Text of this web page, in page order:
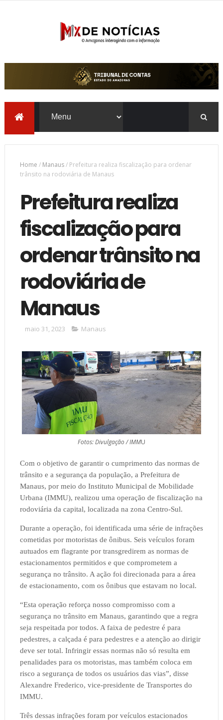
Home / Manaus/ Prefeitura realiza fiscalização para ordenar
trânsito na rodoviária de Manaus
Prefeitura realiza
fiscalização para
ordenar trânsito na
rodoviária de
Manaus
maio 31, 2023 Manaus
Fotos: Divulgação / IMMU
Com o objetivo de garantir o cumprimento das normas de
trânsito e a segurança da população, a Prefeitura de
Manaus, por meio do Instituto Municipal de Mobilidade
Urbana (IMMU), realizou uma operação de fiscalização na
rodoviária da capital, localizada na zona Centro-Sul.
Durante a operação, foi identificada uma série de infrações
cometidas por motoristas de ônibus. Seis veículos foram
autuados em flagrante por transgredirem as normas de
estacionamentos permitidos e que comprometem a
segurança no trânsito. A ação foi direcionada para a área
de estacionamento, com os ônibus que estavam no local.
“Esta operação reforça nosso compromisso com a
segurança no trânsito em Manaus, garantindo que a regra
seja respeitada por todos. A faixa de pedestre é para
pedestres, a calçada é para pedestres e a atenção ao dirigir
deve ser total. Infringir essas normas não só resulta em
penalidades para os motoristas, mas também coloca em
risco a segurança de todos os usuários das vias”, disse
Alexandre Frederico, vice-presidente de Transportes do
IMMU.
Três dessas infrações foram por veículos estacionados